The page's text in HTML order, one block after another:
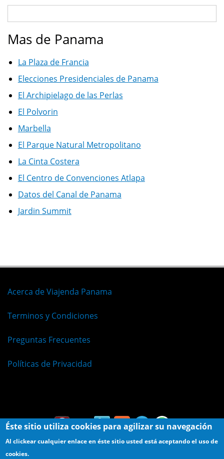
Mas de Panama
La Plaza de Francia
Elecciones Presidenciales de Panama
El Archipielago de las Perlas
El Polvorin
Marbella
El Parque Natural Metropolitano
La Cinta Costera
El Centro de Convenciones Atlapa
Datos del Canal de Panama
Jardin Summit
Acerca de Viajenda Panama
Terminos y Condiciones
Preguntas Frecuentes
Políticas de Privacidad
Éste sitio utiliza cookies para agilizar su navegación
Al clickear cualquier enlace en éste sitio usted está aceptando el uso de
cookies.